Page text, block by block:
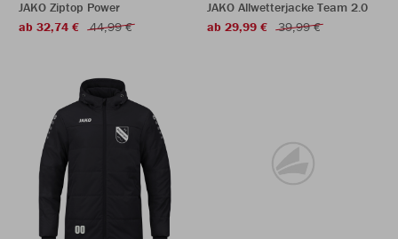
JAKO Ziptop Power
ab 32,74 €
44,99 €
JAKO Allwetterjacke Team 2.0
ab 29,99 €
39,99 €